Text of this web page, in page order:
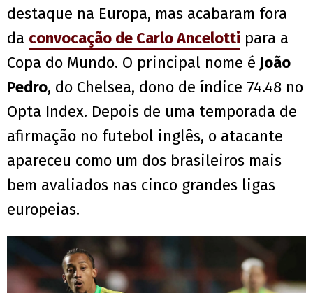
destaque na Europa, mas acabaram fora
da convocação de Carlo Ancelotti para a
Copa do Mundo. O principal nome é João
Pedro, do Chelsea, dono de índice 74.48 no
Opta Index. Depois de uma temporada de
afirmação no futebol inglês, o atacante
apareceu como um dos brasileiros mais
bem avaliados nas cinco grandes ligas
europeias.